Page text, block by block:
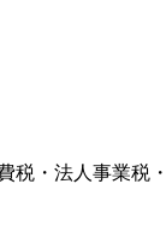
・法人事業税